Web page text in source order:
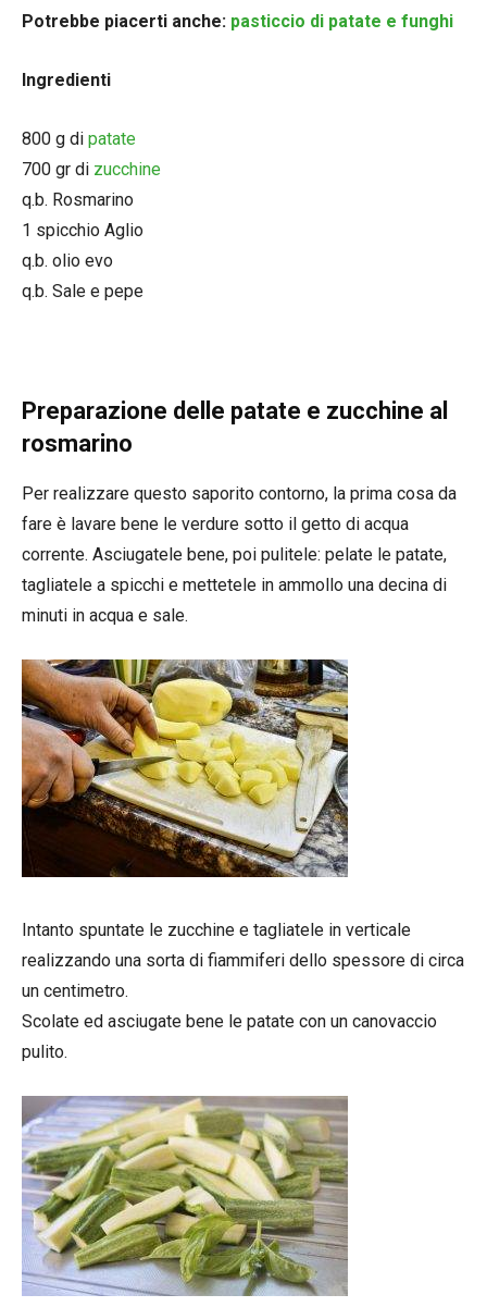
Potrebbe piacerti anche: pasticcio di patate e funghi
Ingredienti
800 g di patate
700 gr di zucchine
q.b. Rosmarino
1 spicchio Aglio
q.b. olio evo
q.b. Sale e pepe
Preparazione delle patate e zucchine al
rosmarino
Per realizzare questo saporito contorno, la prima cosa da
fare è lavare bene le verdure sotto il getto di acqua
corrente. Asciugatele bene, poi pulitele: pelate le patate,
tagliatele a spicchi e mettetele in ammollo una decina di
minuti in acqua e sale.
Intanto spuntate le zucchine e tagliatele in verticale
realizzando una sorta di fiammiferi dello spessore di circa
un centimetro.
Scolate ed asciugate bene le patate con un canovaccio
pulito.